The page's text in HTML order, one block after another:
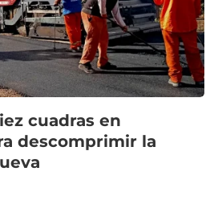
cuadras en
descomprimir la